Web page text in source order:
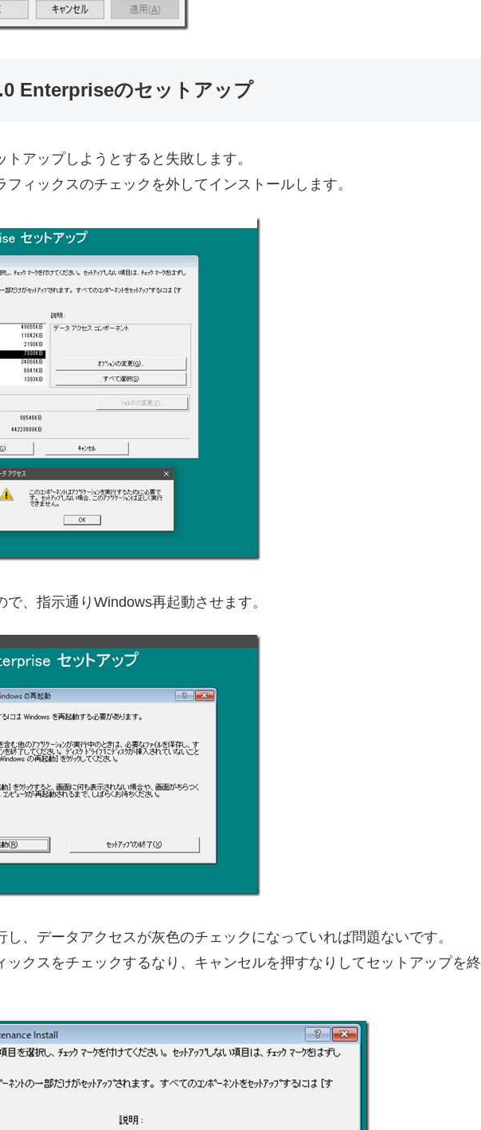
Enterpriseのセットアップ
アップしようとすると失敗します。
ィックスのチェックを外してインストールします。
、指示通りWindows再起動させます。
、データアクセスが灰色のチェックになっていれば問題ないです。
ックスをチェックするなり、キャンセルを押すなりしてセットアップを終